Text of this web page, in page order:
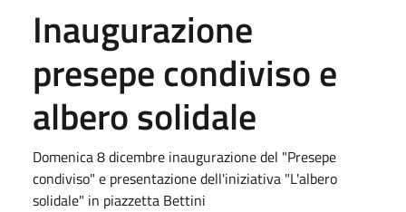
Inaugurazione
presepe condiviso e
albero solidale
Domenica 8 dicembre inaugurazione del "Presepe
condiviso" e presentazione dell'iniziativa "L'albero
solidale" in piazzetta Bettini